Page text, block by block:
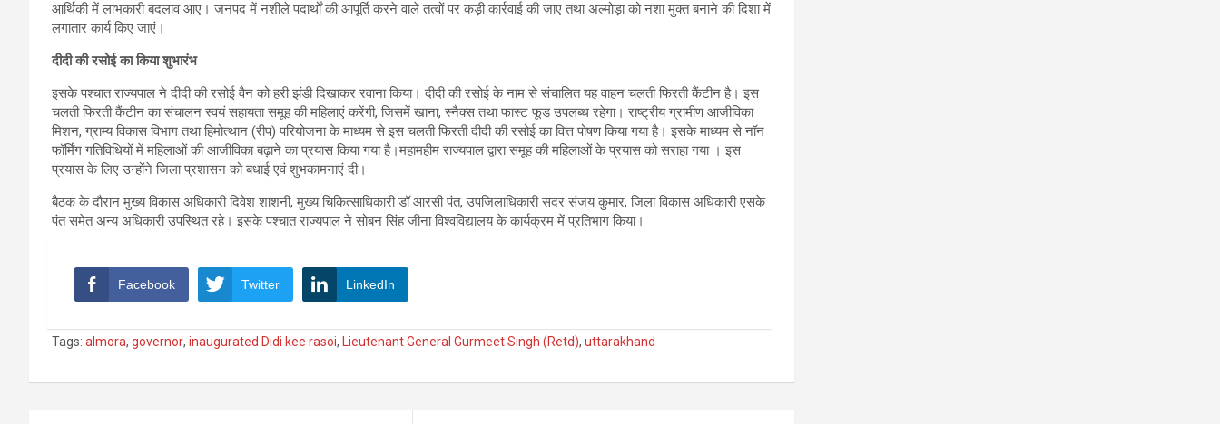
आर्थिकी में लाभकारी बदलाव आए। जनपद में नशीले पदार्थों की आपूर्ति करने वाले तत्वों पर कड़ी कार्रवाई की जाए तथा अल्मोड़ा को नशा मुक्त बनाने की दिशा में
लगातार कार्य किए जाएं।
दीदी की रसोई का किया शुभारंभ
इसके पश्चात राज्यपाल ने दीदी की रसोई वैन को हरी झंडी दिखाकर रवाना किया। दीदी की रसोई के नाम से संचालित यह वाहन चलती फिरती कैंटीन है। इस
चलती फिरती कैंटीन का संचालन स्वयं सहायता समूह की महिलाएं करेंगी, जिसमें खाना, स्नैक्स तथा फास्ट फूड उपलब्ध रहेगा। राष्ट्रीय ग्रामीण आजीविका
मिशन, ग्राम्य विकास विभाग तथा हिमोत्थान (रीप) परियोजना के माध्यम से इस चलती फिरती दीदी की रसोई का वित्त पोषण किया गया है। इसके माध्यम से नॉन
फॉर्मिंग गतिविधियों में महिलाओं की आजीविका बढ़ाने का प्रयास किया गया है।महामहीम राज्यपाल द्वारा समूह की महिलाओं के प्रयास को सराहा गया । इस
प्रयास के लिए उन्होंने जिला प्रशासन को बधाई एवं शुभकामनाएं दी।
बैठक के दौरान मुख्य विकास अधिकारी दिवेश शाशनी, मुख्य चिकित्साधिकारी डॉ आरसी पंत, उपजिलाधिकारी सदर संजय कुमार, जिला विकास अधिकारी एसके
पंत समेत अन्य अधिकारी उपस्थित रहे। इसके पश्चात राज्यपाल ने सोबन सिंह जीना विश्वविद्यालय के कार्यक्रम में प्रतिभाग किया।
Facebook Twitter LinkedIn
Tags: almora, governor, inaugurated Didi kee rasoi, Lieutenant General Gurmeet Singh (Retd), uttarakhand